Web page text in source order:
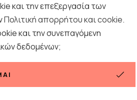
Προβολή
και την επεξεργασία των
Πολιτική απορρήτου και cookie.
και την συνεπαγόμενη
δεδομένων;